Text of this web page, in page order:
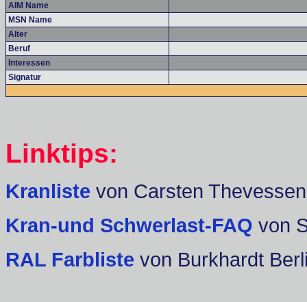
AIM Name
MSN Name
Alter
Beruf
Interessen
Signatur
Linktips:
Kranliste von Carsten Thevessen
Kran-und Schwerlast-FAQ von
RAL Farbliste von Burkhardt